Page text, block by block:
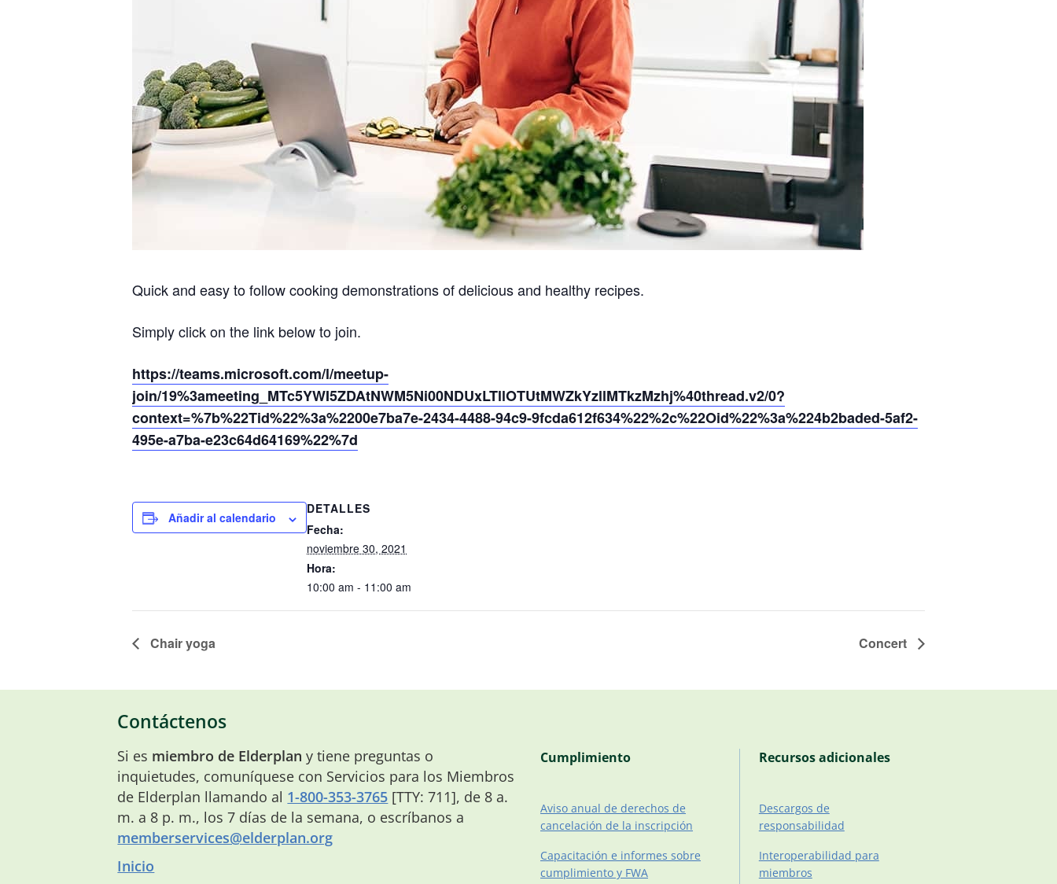
Quick and easy to follow cooking demonstrations of delicious and healthy recipes.
Simply click on the link below to join.
https://teams.microsoft.com/l/meetup-
join/19%3ameeting_MTc5YWI5ZDAtNWM5Ni00NDUxLTllOTUtMWZkYzllMTkzMzhj%40thread.v2/0?
context=%7b%22Tid%22%3a%2200e7ba7e-2434-4488-94c9-9fcda612f634%22%2c%22Oid%22%3a%224b2baded-5af2-
495e-a7ba-e23c64d64169%22%7d
Añadir al calendario
DETALLES
Fecha:
noviembre 30, 2021
Hora:
10:00 am - 11:00 am
Chair yoga Concert
Contáctenos
Si es miembro de Elderplan y tiene preguntas o
inquietudes, comuníquese con Servicios para los Miembros
de Elderplan llamando al 1-800-353-3765 [TTY: 711], de 8 a.
m. a 8 p. m., los 7 días de la semana, o escríbanos a
memberservices@elderplan.org
Inicio
Cumplimiento
Aviso anual de derechos de
cancelación de la inscripción
Capacitación e informes sobre
cumplimiento y FWA
Recursos adicionales
Descargos de
responsabilidad
Interoperabilidad para
miembros